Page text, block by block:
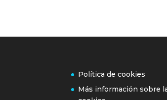
Política de cookies
Más información sobre